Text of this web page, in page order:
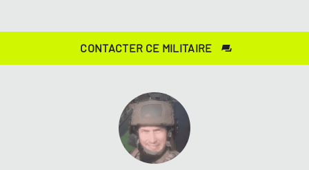
CONTACTER CE MILITAIRE